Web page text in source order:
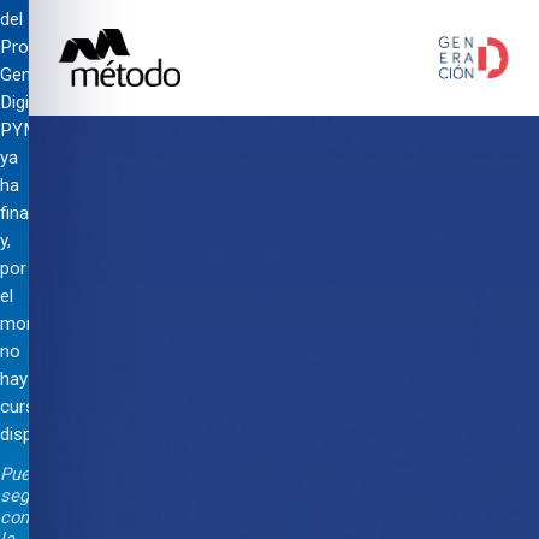
del
Programa
Generación
Digital
PYMES
ya
ha
finalizado
y,
por
el
momento,
no
hay
cursos
disponibles.
Puedes
seguir
consultando